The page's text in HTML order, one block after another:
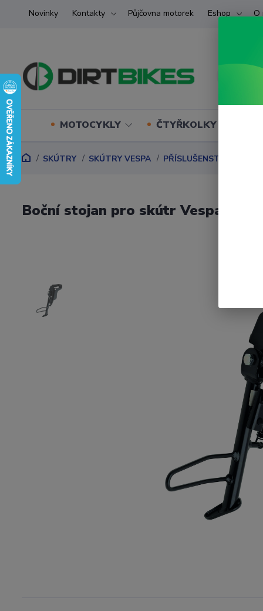
Novinky Kontakty Půjčovna motorek Eshop O
MOTOCYKLY ČTYŘKOLKY (ATV)
SKÚTRY SKÚTRY VESPA PŘÍSLUŠENSTVÍ VESPA
Boční stojan pro skútr Vespa